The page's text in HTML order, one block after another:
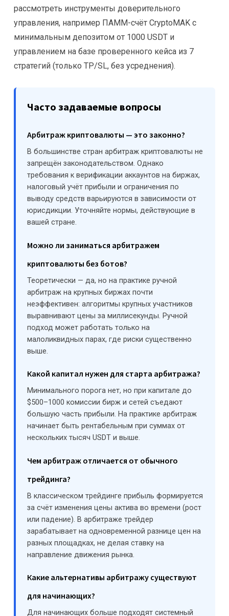
рассмотреть инструменты доверительного
управления, например ПАММ-счёт CryptoMAK с
минимальным депозитом от 1000 USDT и
управлением на базе проверенного кейса из 7
стратегий (только TP/SL, без усреднения).
Часто задаваемые вопросы
Арбитраж криптовалюты — это законно?
В большинстве стран арбитраж криптовалюты не
запрещён законодательством. Однако
требования к верификации аккаунтов на биржах,
налоговый учёт прибыли и ограничения по
выводу средств варьируются в зависимости от
юрисдикции. Уточняйте нормы, действующие в
вашей стране.
Можно ли заниматься арбитражем
криптовалюты без ботов?
Теоретически — да, но на практике ручной
арбитраж на крупных биржах почти
неэффективен: алгоритмы крупных участников
выравнивают цены за миллисекунды. Ручной
подход может работать только на
малоликвидных парах, где риски существенно
выше.
Какой капитал нужен для старта арбитража?
Минимального порога нет, но при капитале до
$500–1000 комиссии бирж и сетей съедают
большую часть прибыли. На практике арбитраж
начинает быть рентабельным при суммах от
нескольких тысяч USDT и выше.
Чем арбитраж отличается от обычного
трейдинга?
В классическом трейдинге прибыль формируется
за счёт изменения цены актива во времени (рост
или падение). В арбитраже трейдер
зарабатывает на одновременной разнице цен на
разных площадках, не делая ставку на
направление движения рынка.
Какие альтернативы арбитражу существуют
для начинающих?
Для начинающих больше подходят системный